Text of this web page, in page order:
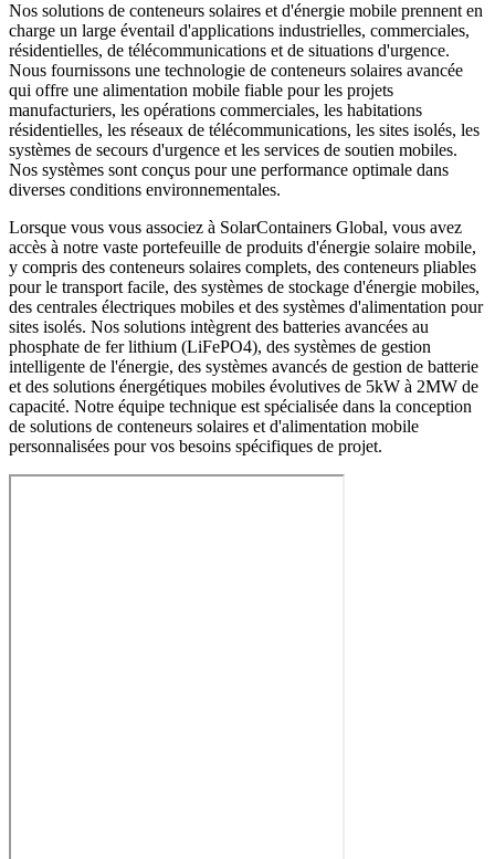
Nos solutions de conteneurs solaires et d'énergie mobile prennent en
charge un large éventail d'applications industrielles, commerciales,
résidentielles, de télécommunications et de situations d'urgence.
Nous fournissons une technologie de conteneurs solaires avancée
qui offre une alimentation mobile fiable pour les projets
manufacturiers, les opérations commerciales, les habitations
résidentielles, les réseaux de télécommunications, les sites isolés, les
systèmes de secours d'urgence et les services de soutien mobiles.
Nos systèmes sont conçus pour une performance optimale dans
diverses conditions environnementales.
Lorsque vous vous associez à SolarContainers Global, vous avez
accès à notre vaste portefeuille de produits d'énergie solaire mobile,
y compris des conteneurs solaires complets, des conteneurs pliables
pour le transport facile, des systèmes de stockage d'énergie mobiles,
des centrales électriques mobiles et des systèmes d'alimentation pour
sites isolés. Nos solutions intègrent des batteries avancées au
phosphate de fer lithium (LiFePO4), des systèmes de gestion
intelligente de l'énergie, des systèmes avancés de gestion de batterie
et des solutions énergétiques mobiles évolutives de 5kW à 2MW de
capacité. Notre équipe technique est spécialisée dans la conception
de solutions de conteneurs solaires et d'alimentation mobile
personnalisées pour vos besoins spécifiques de projet.